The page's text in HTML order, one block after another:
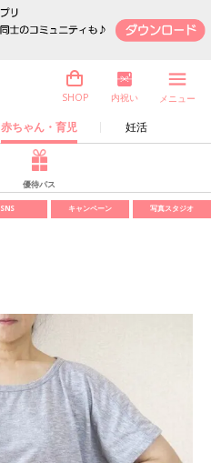
赤ちゃん・育児 妊活
SHOP 内祝い メニュー
優待パス
SNS キャンペーン 写真スタジオ